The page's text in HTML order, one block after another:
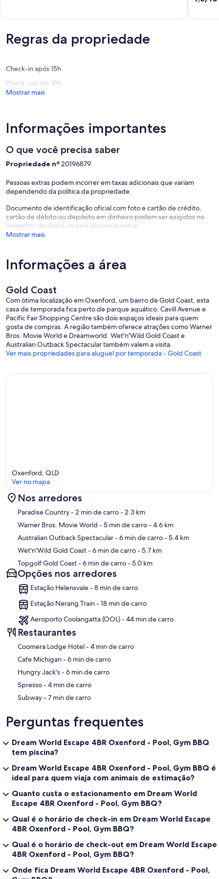
~~~~~~~~~~~~~~
>>Double lock up
Guest access
✦ Full access to entire home
✦ Secure parking for 2 cars
✦ Excludes cleaners’ cupboards
We’re delighted to host you and want to ensure your stay is both
enjoyable and seamless. Please take a moment to review the
important information and house rules below. By booking and
~~~~~~~~~~~~~~~~
~~~~~~~~~~~~~~~~
>>By attending the property, you agree to the terms of the Short-
Term Rental Agreement, which will be sent for signing at the time of
booking.
>>For reservations made within 3 days of arrival, we require guests
to provide a selfie while holding the credit card used for the
validity of the reservation and protect against fraudulent
transactions.
>>A security deposit (bond) is required and will be authorised
separately.
Strict no loud noise, parties, or events. Quiet hours are from 9:00
pm onwards. Breaches may result in eviction.
>>No schoolies or toolies permitted.
~~~~~~~~~~~~~~~~
>>Parking is limited: maximum of 2 cars.
>>Special requests ( ie extra bedding) must be made 48 hours in
advance.
>>Last-minute requests incur a $100 setup fee (minimum 2 hours’
notice required).
pm. Bookings after this time must be cancelled within 1 hour for a
refund, otherwise the first night will be charged with no access.
>>Bins must be placed out for collection on the correct night.
(Yellow recycling bins are collected every second week.)
>>This is a non-smoking property. Any cigarette butts found will
result in forfeiture of the bond.
>>Neighbour complaints = immediate removal or cancellation of
booking
>>Accidental/deliberate damage will incur repair or replacement
charges.
>>Guests must leave the property in a clean condition and return
furniture to original positions or additional fees apply.
~~~~~~~~~~~~~~~~~~~~~~~~~~~~~~~~
✦ Guest Infringements & Penalties
~~~~~~~~~~~~~~~~~~~~~~~~~~~~~~~~
>>Guests are liable for all costs from breaches or damages. Security
staff may inspect the property if issues arise.
>>Unauthorised guests: Bond forfeited + immediate eviction.
>>Parties / functions / gatherings: loss of Bond plus an additional
>>Security call-outs:
>>>>>>1st call-out: $250
>>>>>>2nd call-out: $500 + immediate eviction.
>>Neighbour complaints / police involvement: Bond forfeited +
$3,000 fine.
~~~~~~~~~~~~~~~~
✦ Security Bond
~~~~~~~~~~~~~~~~
>>A refundable security bond is required:
>>Group stays ie Special occasion stays (boys/ girls weekends or
similar events – A higher bond of up to $5,000 may be required.
~~~~~~~~~~~~~~~~~~~~~~~~~~~~~~~~
~~~~~~~~~~~~~~~~~~~~~~~~~~~~~~~~
Muito
(1
avaliação)
Regras da propriedade
Check-in após 15h
Check-out até 10h
Mostrar mais
Informações importantes
O que você precisa saber
Propriedade nº20196879
Pessoas extras podem incorrer em taxas adicionais que variam
dependendo da política da propriedade.
Documento de identificação oficial com foto e cartão de crédito,
cartão de débito ou depósito em dinheiro podem ser exigidos no
momento do check-in para despesas extras.
Mostrar mais
Informações a área
Gold Coast
Com ótima localização em Oxenford, um bairro de Gold Coast, esta
casa de temporada fica perto de parque aquático. Cavill Avenue e
Pacific Fair Shopping Centre são dois espaços ideais para quem
gosta de compras. A região também oferece atrações como Warner
Bros. Movie World e Dreamworld. Wet'n'Wild Gold Coast e
Australian Outback Spectacular também valem a visita.
Ver mais propriedades para aluguel por temporada - Gold Coast
Mapa
Oxenford, QLD
Ver no mapa
Nos arredores
Paradise Country- 2 min de carro- 2.3 km
Warner Bros. Movie World - 5 min de carro- 4.6 km
Australian Outback Spectacular- 6 min de carro- 5.4 km
Wet'n'Wild Gold Coast- 6 min de carro- 5.7 km
Topgolf Gold Coast- 6 min de carro- 5.0 km
Opções nos arredores
Estação Helensvale - 8 min de carro
Estação Nerang Train - 18 min de carro
Aeroporto Coolangatta (OOL) - 44 min de carro
Restaurantes
‪Coomera Lodge Hotel - ‬4 min de carro
‪Cafe Michigan - ‬6 min de carro
‪Hungry Jack's - ‬6 min de carro
‪Spresso - ‬4 min de carro
‪Subway - ‬7 min de carro
Perguntas frequentes
Dream World Escape 4BR Oxenford - Pool, Gym BBQ
tem piscina?
Dream World Escape 4BR Oxenford - Pool, Gym BBQ é
ideal para quem viaja com animais de estimação?
Quanto custa o estacionamento em Dream World
Escape 4BR Oxenford - Pool, Gym BBQ?
Qual é o horário de check-in em Dream World Escape
4BR Oxenford - Pool, Gym BBQ?
Qual é o horário de check-out em Dream World Escape
4BR Oxenford - Pool, Gym BBQ?
Onde fica Dream World Escape 4BR Oxenford - Pool,